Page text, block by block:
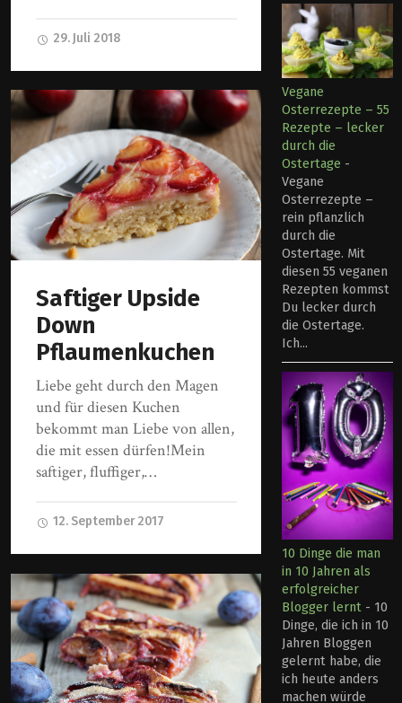
29. Juli 2018
Saftiger Upside
Down
Pflaumenkuchen
Liebe geht durch den Magen
und für diesen Kuchen
bekommt man Liebe von allen,
die mit essen dürfen!Mein
saftiger, fluffiger,…
12. September 2017
Vegane
Osterrezepte – 55
Rezepte – lecker
durch die
Ostertage -
Vegane
Osterrezepte –
rein pflanzlich
durch die
Ostertage. Mit
diesen 55 veganen
Rezepten kommst
Du lecker durch
die Ostertage.
Ich...
10 Dinge die man
in 10 Jahren als
erfolgreicher
Blogger lernt - 10
Dinge, die ich in 10
Jahren Bloggen
gelernt habe, die
ich heute anders
machen würde